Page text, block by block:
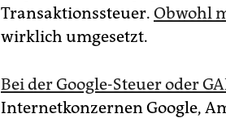
Transaktionssteuer. Obwohl
wirklich umgesetzt.
Bei der Google-Steuer oder
Internetkonzernen Google,